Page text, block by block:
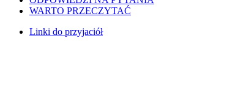
WARTO PRZECZYTAĆ
Linki do przyjaciół